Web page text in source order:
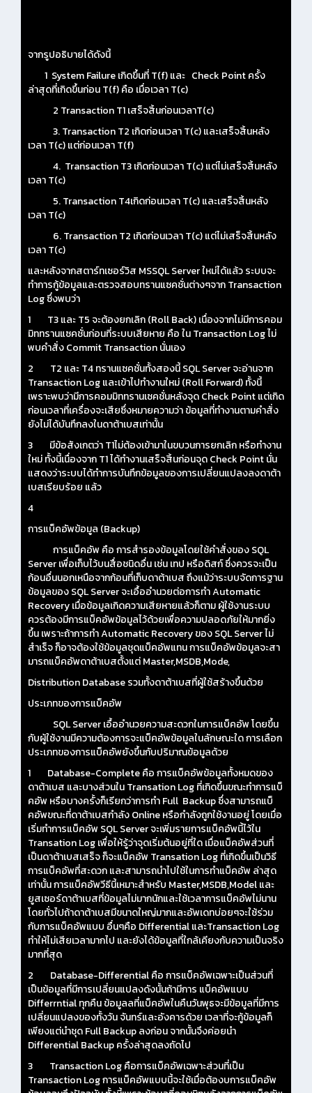
จากรูปอธิบายได้ดังนี้
1 System Failure เกิดขึ้นที่ T(f) และ Check Point ครั้ง
ล่าสุดที่เกิดขึ้นก่อน T(f) คือ เมื่อเวลา T(c)
2 Transaction T1 เสร็จสิ้นก่อนเวลาT(c)
3. Transaction T2 เกิดก่อนเวลา T(c) และเสร็จสิ้นหลัง
เวลา T(c) แต่ก่อนเวลา T(f)
4. Transaction T3 เกิดก่อนเวลา T(c) แต่ไม่เสร็จสิ้นหลัง
เวลา T(c)
5. Transaction T4เกิดก่อนเวลา T(c) และเสร็จสิ้นหลัง
เวลา T(c)
6. Transaction T2 เกิดก่อนเวลา T(c) แต่ไม่เสร็จสิ้นหลัง
เวลา T(c)
และหลังจากสตาร์ทเซอร์วิส MSSQL Server ใหม่ได้แล้ว ระบบจะ
ทำการกู้ข้อมูลและตรวจสอบทรานแซคชั่นต่างๆจาก Transaction
Log ซึ่งพบว่า
1 T3 และ T5 จะต้องยกเลิก (Roll Back) เนื่องจากไม่มีการคอม
มิททรานแซคชั่นก่อนที่ระบบเสียหาย คือ ใน Transaction Log ไม่
พบคำสั่ง Commit Transaction นั่นเอง
2 T2 และ T4 ทรานแซคชั่นทั้งสองนี้ SQL Server จะอ่านจาก
Transaction Log และเข้าไปทำงานใหม่ (Roll Forward) ทั้งนี้
เพราะพบว่ามีการคอมมิททรานเซคชั่นหลังจุด Check Point แต่เกิด
ก่อนเวลาที่เครื่องจะเสียซึ่งหมายความว่า ข้อมูลที่ทำงานตามคำสั่ง
ยังไม่ได้บันทึกลงในดาต้าเบสเท่านั้น
3 มีข้อสังเกตว่า T1ไม่ต้องเข้ามาในขบวนการยกเลิก หรือทำงาน
ใหม่ ทั้งนี้เนื่องจาก T1 ได้ทำงานเสร็จสิ้นก่อนจุด Check Point นั่น
แสดงว่าระบบได้ทำการบันทึกข้อมูลของการเปลี่ยนแปลงลงดาต้า
เบสเรียบร้อย แล้ว
4
การแบ็คอัพข้อมูล (Backup)
การแบ็คอัพ คือ การสำรองข้อมูลโดยใช้คำสั่งของ SQL
Server เพื่อเก็บไว้บนสื่อชนิดอื่น เช่น เทป หรือดิสก์ ซึ่งควรจะเป็น
ก้อนอื่นนอกเหนือจากก้อนที่เก็บดาต้าเบส ถึงแม้ว่าระบบจัดการฐาน
ข้อมูลของ SQL Server จะเอื้ออำนวยต่อการทำ Automatic
Recovery เมื่อข้อมูลเกิดความเสียหายแล้วก็ตาม ผู้ใช้งานระบบ
ควรต้องมีการแบ็คอัพข้อมูลไว้ด้วยเพื่อความปลอดภัยให้มากยิ่ง
ขึ้น เพราะถ้าการทำ Automatic Recovery ของ SQL Server ไม่
สำเร็จ ก็อาจต้องใช้ข้อมูลชุดแบ็คอัพแทน การแบ็คอัพข้อมูลจะสา
มารถแบ็คอัพดาต้าเบสตั้งแต่ Master,MSDB,Mode,
Distribution Database รวมทั้งดาต้าเบสที่ผู้ใช้สร้างขึ้นด้วย
ประเภทของการแบ็คอัพ
SQL Server เอื้ออำนวยความสะดวกในการแบ็คอัพ โดยขึ้น
กับผู้ใช้งานมีความต้องการจะแบ็คอัพข้อมูลในลักษณะใด การเลือก
ประเภทของการแบ็คอัพยังขึ้นกับปริมาณข้อมูลด้วย
1 Database-Complete คือ การแบ็คอัพข้อมูลทั้งหมดของ
ดาต้าเบส และบางส่วนใน Transation Log ที่เกิดขึ้นขณะทำการแบ็
คอัพ หรือบางครั้งก็เรียกว่าการทำ Full Backup ซึ่งสามารถแบ็
คอัพขณะที่ดาต้าเบสกำลัง Online หรือกำลังถูกใช้งานอยู่ โดยเมื่อ
เริ่มทำการแบ็คอัพ SQL Server จะเพิ่มรายการแบ็คอัพนี้ไว้ใน
Transation Log เพื่อให้รู้ว่าจุดเริ่มต้นอยู่ที่ใด เมื่อแบ็คอัพส่วนที่
เป็นดาต้าเบสเสร็จ ก็จะแบ็คอัพ Transation Log ที่เกิดขึ้นเป็นวิธี
การแบ็คอัพที่สะดวก และสามารถนำไปใช้ในการทำแบ็คอัพ ล่าสุด
เท่านั้น การแบ็คอัพวีธีนี้เหมาะสำหรับ Master,MSDB,Model และ
ยูสเซอร์ดาต้าเบสที่ข้อมูลไม่มากนักและใช้เวลาการแบ็คอัพไม่นาน
โดยทั่วไปถ้าดาต้าเบสมีขนาดใหญ่มากและอัพเดทบ่อยๆจะใช้ร่วม
กับการแบ็คอัพแบบ อื่นๆคือ Differential และTransaction Log
ทำให้ไม่เสียเวลามากไป และยังได้ข้อมูลที่ใกล้เคียงกับความเป็นจริง
มากที่สุด
2 Database-Differential คือ การแบ็คอัพเฉพาะเป็นส่วนที่
เป็นข้อมูลที่มีการเปลี่ยนแปลงดังนั้นถ้ามีการ แบ็คอัพแบบ
Differrntial ทุกคืน ข้อมูลลที่แบ็คอัพในคืนวันพุธจะมีข้อมูลที่มีการ
เปลี่ยนแปลงของทั้งวัน จันทร์และอังคารด้วย เวลาที่จะกู้ข้อมูลก็
เพียงแต่นำชุด Full Backup ลงก่อน จากนั้นจึงค่อยนำ
Differential Backup ครั้งล่าสุดลงถัดไป
3 Transaction Log คือการแบ็คอัพเฉพาะส่วนที่เป็น
Transaction Log การแบ็คอัพแบบนี้จะใช้เมื่อต้องบการแบ็คอัพ